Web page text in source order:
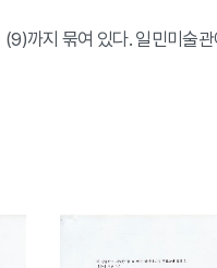
(9)까지 묶여 있다. 일민미술